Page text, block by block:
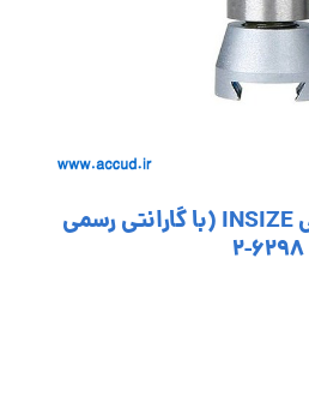
پایه ساعت شیطانکی INSIZE (با گارانتی رسمی